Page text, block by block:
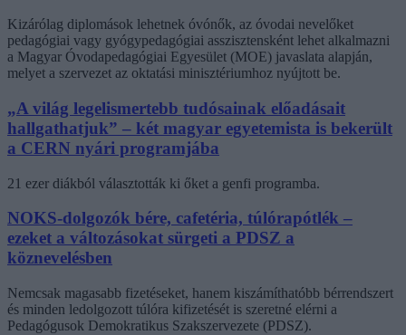
Kizárólag diplomások lehetnek óvónők, az óvodai nevelőket
pedagógiai vagy gyógypedagógiai asszisztensként lehet alkalmazni
a Magyar Óvodapedagógiai Egyesület (MOE) javaslata alapján,
melyet a szervezet az oktatási minisztériumhoz nyújtott be.
„A világ legelismertebb tudósainak előadásait
hallgathatjuk” – két magyar egyetemista is bekerült
a CERN nyári programjába
21 ezer diákból választották ki őket a genfi programba.
NOKS-dolgozók bére, cafetéria, túlórapótlék –
ezeket a változásokat sürgeti a PDSZ a
köznevelésben
Nemcsak magasabb fizetéseket, hanem kiszámíthatóbb bérrendszert
és minden ledolgozott túlóra kifizetését is szeretné elérni a
Pedagógusok Demokratikus Szakszervezete (PDSZ).